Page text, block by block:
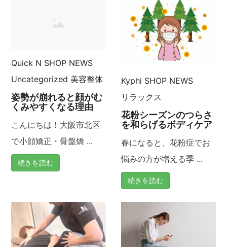
Quick N SHOP NEWS
Uncategorized 美容整体
姿勢が崩れると顔がむ
くみやすくなる理由
こんにちは！大阪市北区
で小顔矯正・骨盤矯 ...
続きを読む
Kyphi SHOP NEWS
リラックス
花粉シーズンのつらさ
を和らげるボディケア
春になると、花粉症でお
悩みの方が増える季 ...
続きを読む